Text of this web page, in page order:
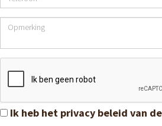
Ik heb het privacy beleid van